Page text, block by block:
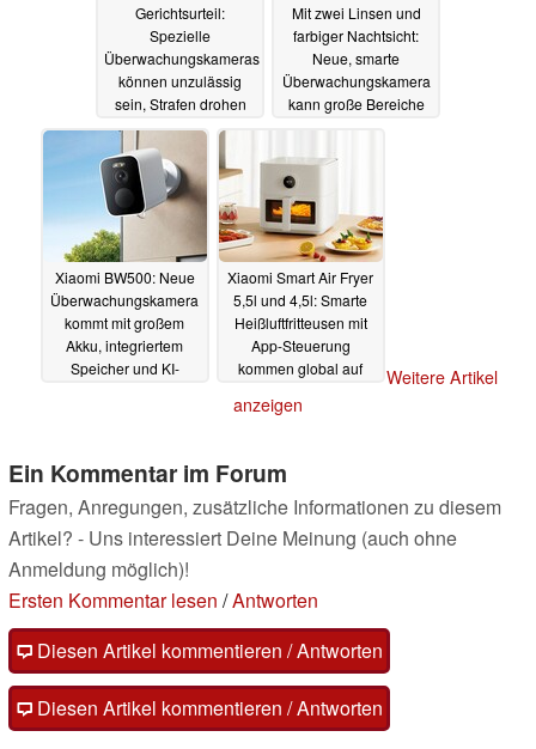
Gerichtsurteil:
Spezielle
Überwachungskameras
können unzulässig
sein, Strafen drohen
04.06.2024
Mit zwei Linsen und
farbiger Nachtsicht:
Neue, smarte
Überwachungskamera
kann große Bereiche
abdecken
Xiaomi BW500: Neue
Überwachungskamera
kommt mit großem
Akku, integriertem
Speicher und KI-
Xiaomi Smart Air Fryer
5,5l und 4,5l: Smarte
Heißluftfritteusen mit
App-Steuerung
kommen global auf
Weitere Artikel
anzeigen
Ein Kommentar im Forum
Fragen, Anregungen, zusätzliche Informationen zu diesem
Artikel? - Uns interessiert Deine Meinung (auch ohne
Anmeldung möglich)!
Ersten Kommentar lesen /Antworten
Diesen Artikel kommentieren / Antworten
Diesen Artikel kommentieren / Antworten